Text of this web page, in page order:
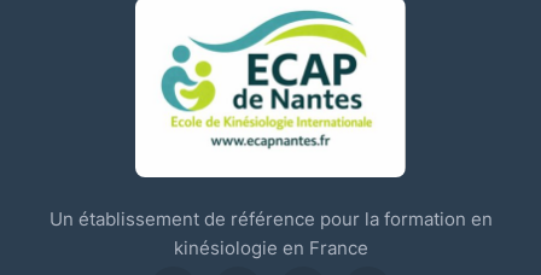
Un établissement de référence pour la formation en
kinésiologie en France